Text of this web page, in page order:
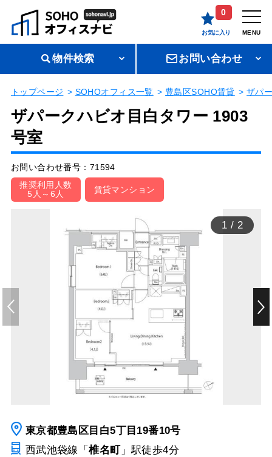
0
お気に入り MENU
物件検索 お問い合わせ
トップページ SOHOオフィス一覧 豊島区SOHO賃貸 ザパ
ザパークハビオ目白タワー 1903
号室
お問い合わせ番号：71594
推奨利用人数
5人～6人
賃貸マンション
1 / 2
東京都豊島区目白5丁目19番10号
西武池袋線「椎名町 」駅徒歩4分